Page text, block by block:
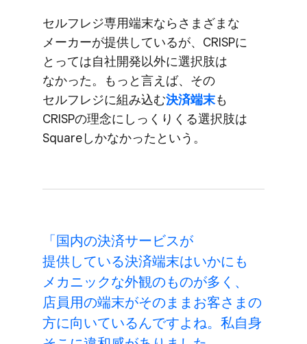
セルフレジ専用端末ならさまざまな​
メーカーが​提供しているが、​CRISPに​
とっては​自社開発以外に​選択肢は​
なかった。​もっと​言えば、​その​
セルフレジに​組み込む決済端末も​
CRISPの​理念に​しっくりくる​選択肢は​
Squareしかなかったと​いう。
「国内の​決済サービスが​
提供している​決済端末は​いかにも​
メカニックな​外観の​ものが​多く、​
店員用の​端末が​そのまま​お客さまの​
方に​向いているんですよね。​私自身​